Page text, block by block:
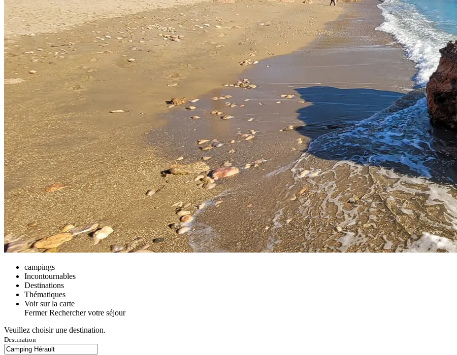
campings
Incontournables
Destinations
Thématiques
Voir sur la carte
Fermer Rechercher votre séjour
Veuillez choisir une destination.
Destination